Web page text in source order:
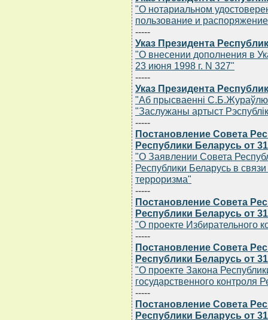
"О нотариальном
пользование и
-----
Указ Президента
"О внесении дополнения в
23 июня 1998 г. N 327"
-----
Указ Президента
"Аб прысваеннi С.Б.Жураўлю
"Заслужаны артыст
-----
Постановление Совета
Республики Беларусь от
"О Заявлении Совета
Республики Беларусь в
терроризма"
-----
Постановление Совета
Республики Беларусь от
"О проекте Избирательного
-----
Постановление Совета
Республики Беларусь от
"О проекте Закона
государственного контроля
-----
Постановление Совета
Республики Беларусь от